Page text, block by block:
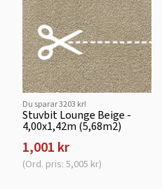
Du sparar 3203 kr!
Stuvbit Lounge Beige -
4,00x1,42m (5,68m2)
1,001 kr
(Ord. pris: 5,005 kr)